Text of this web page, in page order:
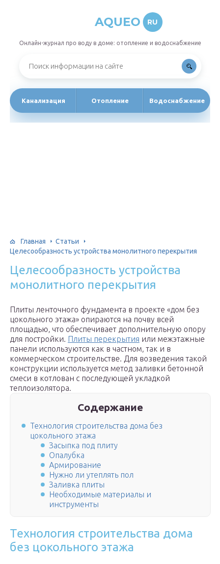
AQUEO RU
Онлайн-журнал про воду в доме: отопление и водоснабжение
Канализация Отопление Водоснабжение
Главная
Статьи
Целесообразность устройства монолитного перекрытия
Целесообразность устройства
монолитного перекрытия
Плиты ленточного фундамента в проекте «дом без
цокольного этажа» опираются на почву всей
площадью, что обеспечивает дополнительную опору
для постройки. Плиты перекрытия или межэтажные
панели используются как в частном, так и в
коммерческом строительстве. Для возведения такой
конструкции используется метод заливки бетонной
смеси в котлован с последующей укладкой
теплоизолятора.
Содержание
Технология строительства дома без
цокольного этажа
Засыпка под плиту
Опалубка
Армирование
Нужно ли утеплять пол
Заливка плиты
Необходимые материалы и
инструменты
Технология строительства дома
без цокольного этажа